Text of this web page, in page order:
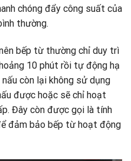
chóng đẩy công suất của
thường.
bếp từ thường chỉ duy trì
10 phút rồi tự động hạ
còn lại không sử dụng
được hoặc sẽ chỉ hoạt
Đây còn được gọi là tính
đảm bảo bếp từ hoạt động